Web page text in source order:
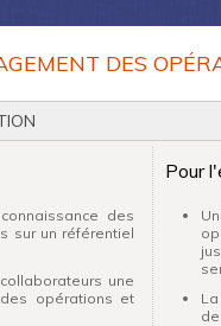
DES
des
sur un référentiel
une
opérations et
Pour